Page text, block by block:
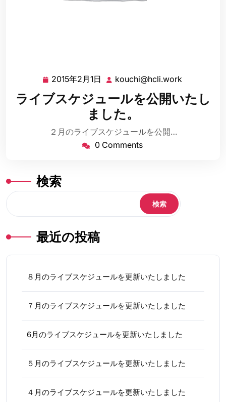
2015年2月1日 2015
2
月
1
日
kouchi@hcli.work
ライブスケジュールを公開いたし
ました。
２月のライブスケジュールを公開…
0 Comments
検索
検索
最近の投稿
８月のライブスケジュールを更新いたしました
７月のライブスケジュールを更新いたしました
6月のライブスケジュールを更新いたしました
５月のライブスケジュールを更新いたしました
４月のライブスケジュールを更新いたしました